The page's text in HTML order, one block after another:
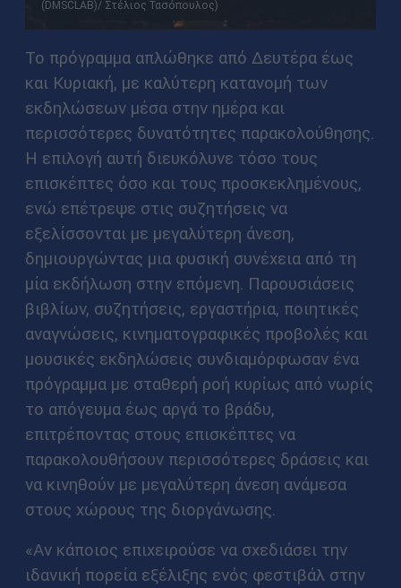
(DMSCLAB)/ Στέλιος Τασόπουλος)
Το πρόγραμμα απλώθηκε από Δευτέρα έως
και Κυριακή, με καλύτερη κατανομή των
εκδηλώσεων μέσα στην ημέρα και
περισσότερες δυνατότητες παρακολούθησης.
Η επιλογή αυτή διευκόλυνε τόσο τους
επισκέπτες όσο και τους προσκεκλημένους,
ενώ επέτρεψε στις συζητήσεις να
εξελίσσονται με μεγαλύτερη άνεση,
δημιουργώντας μια φυσική συνέχεια από τη
μία εκδήλωση στην επόμενη. Παρουσιάσεις
βιβλίων, συζητήσεις, εργαστήρια, ποιητικές
αναγνώσεις, κινηματογραφικές προβολές και
μουσικές εκδηλώσεις συνδιαμόρφωσαν ένα
πρόγραμμα με σταθερή ροή κυρίως από νωρίς
το απόγευμα έως αργά το βράδυ,
επιτρέποντας στους επισκέπτες να
παρακολουθήσουν περισσότερες δράσεις και
να κινηθούν με μεγαλύτερη άνεση ανάμεσα
στους χώρους της διοργάνωσης.
«Αν κάποιος επιχειρούσε να σχεδιάσει την
ιδανική πορεία εξέλιξης ενός φεστιβάλ στην